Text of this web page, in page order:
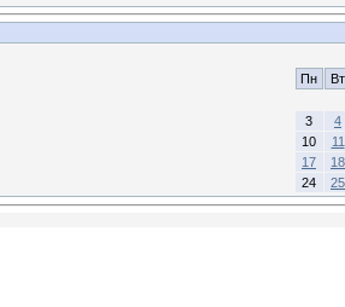
Пн Вт
3
4
10
11
17
18
24
25